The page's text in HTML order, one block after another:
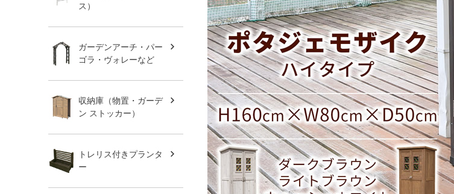
ス）
ガーデンアーチ・パー
ゴラ・ヴォレーなど
収納庫（物置・ガーデ
ン ストッカー）
トレリス付きプランタ
ー